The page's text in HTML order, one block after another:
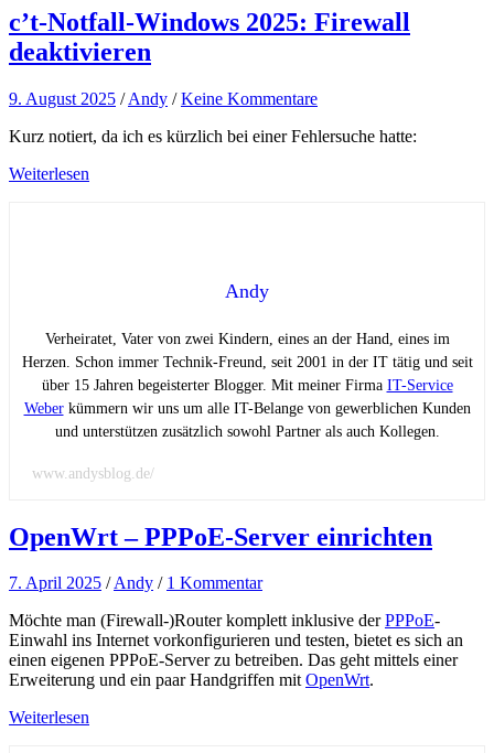
c’t-Notfall-Windows 2025: Firewall
deaktivieren
9. August 2025 /Andy /Keine Kommentare
Kurz notiert, da ich es kürzlich bei einer Fehlersuche hatte:
Weiterlesen
Andy
Verheiratet, Vater von zwei Kindern, eines an der Hand, eines im
Herzen. Schon immer Technik-Freund, seit 2001 in der IT tätig und seit
über 15 Jahren begeisterter Blogger. Mit meiner Firma IT-Service
Weberkümmern wir uns um alle IT-Belange von gewerblichen Kunden
und unterstützen zusätzlich sowohl Partner als auch Kollegen.
www.andysblog.de/
OpenWrt – PPPoE-Server einrichten
7. April 2025 /Andy / 1 Kommentar
Möchte man (Firewall-)Router komplett inklusive derPPPoE-
Einwahl ins Internet vorkonfigurieren und testen, bietet es sich an
einen eigenen PPPoE-Server zu betreiben. Das geht mittels einer
Erweiterung und ein paar Handgriffen mitOpenWrt.
Weiterlesen